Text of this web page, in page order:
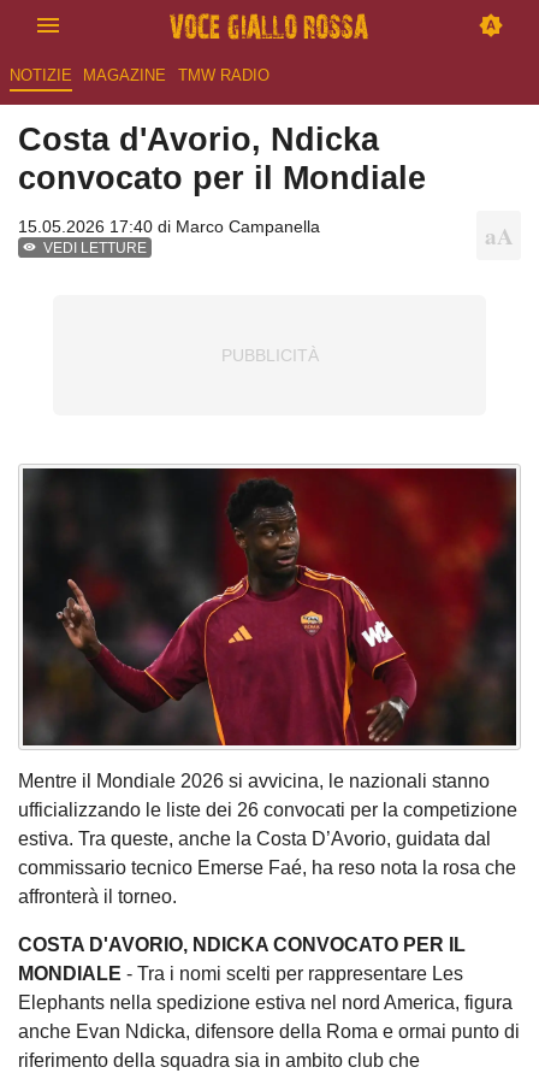
NOTIZIE MAGAZINE TMW RADIO
Costa d'Avorio, Ndicka
convocato per il Mondiale
15.05.2026 17:40 di Marco Campanella
VEDI LETTURE
Mentre il Mondiale 2026 si avvicina, le nazionali stanno
ufficializzando le liste dei 26 convocati per la competizione
estiva. Tra queste, anche la Costa D’Avorio, guidata dal
commissario tecnico Emerse Faé, ha reso nota la rosa che
affronterà il torneo.
COSTA D'AVORIO, NDICKA CONVOCATO PER IL
MONDIALE - Tra i nomi scelti per rappresentare Les
Elephants nella spedizione estiva nel nord America, figura
anche Evan Ndicka, difensore della Roma e ormai punto di
riferimento della squadra sia in ambito club che